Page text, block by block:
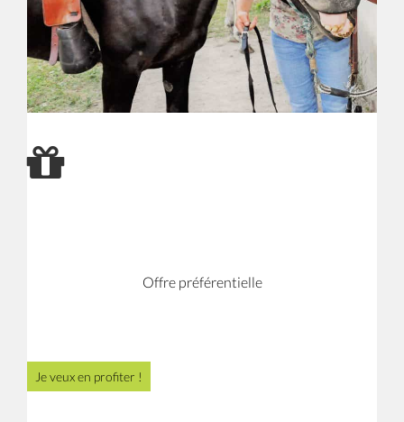
Offre préférentielle
Je veux en profiter !